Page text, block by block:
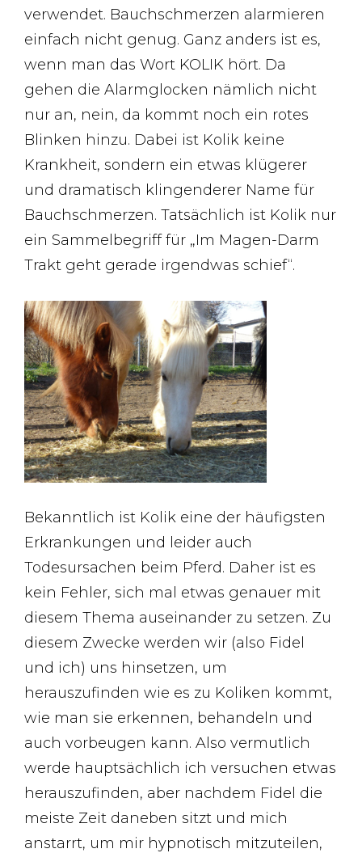
verwendet. Bauchschmerzen alarmieren
einfach nicht genug. Ganz anders ist es,
wenn man das Wort KOLIK hört. Da
gehen die Alarmglocken nämlich nicht
nur an, nein, da kommt noch ein rotes
Blinken hinzu. Dabei ist Kolik keine
Krankheit, sondern ein etwas klügerer
und dramatisch klingenderer Name für
Bauchschmerzen. Tatsächlich ist Kolik nur
ein Sammelbegriff für „Im Magen-Darm
Trakt geht gerade irgendwas schief“.
Bekanntlich ist Kolik eine der häufigsten
Erkrankungen und leider auch
Todesursachen beim Pferd. Daher ist es
kein Fehler, sich mal etwas genauer mit
diesem Thema auseinander zu setzen. Zu
diesem Zwecke werden wir (also Fidel
und ich) uns hinsetzen, um
herauszufinden wie es zu Koliken kommt,
wie man sie erkennen, behandeln und
auch vorbeugen kann. Also vermutlich
werde hauptsächlich ich versuchen etwas
herauszufinden, aber nachdem Fidel die
meiste Zeit daneben sitzt und mich
anstarrt, um mir hypnotisch mitzuteilen,